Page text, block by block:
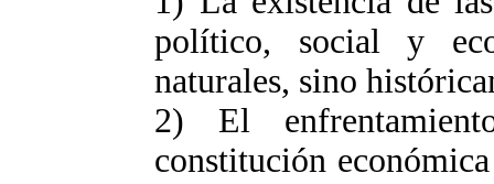
político, social y
naturales, sino
2) El
constitución